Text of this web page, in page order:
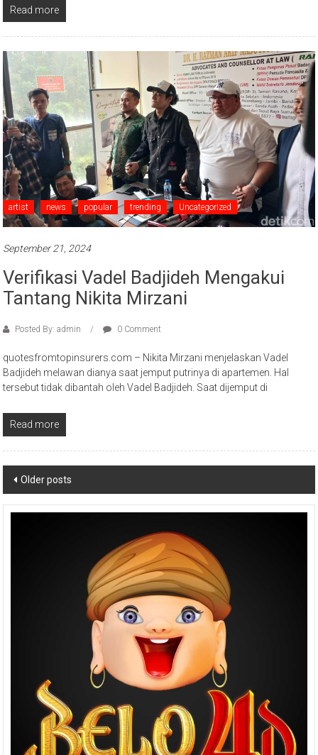
Read more
artist news popular trending Uncategorized
September 21, 2024
Verifikasi Vadel Badjideh Mengakui
Tantang Nikita Mirzani
Posted By: admin 0 Comment
quotesfromtopinsurers.com – Nikita Mirzani menjelaskan Vadel
Badjideh melawan dianya saat jemput putrinya di apartemen. Hal
tersebut tidak dibantah oleh Vadel Badjideh. Saat dijemput di
Read more
Posts
navigation
Older posts